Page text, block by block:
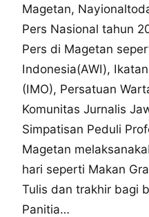
Magetan,
Pers Nasional tahun
Pers di Magetan
Indonesia(AWI),
(IMO), Persatuan
Komunitas Jurnalis
Simpatisan Peduli
Magetan
hari seperti Makan
Tulis dan trakhir bagi
Panitia…